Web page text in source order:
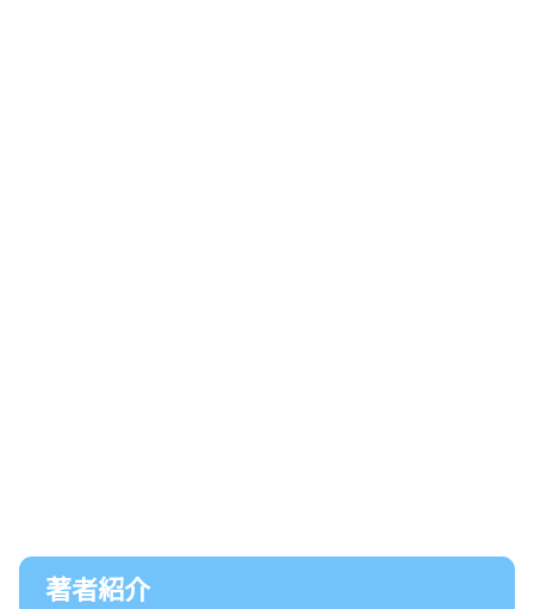
著者紹介